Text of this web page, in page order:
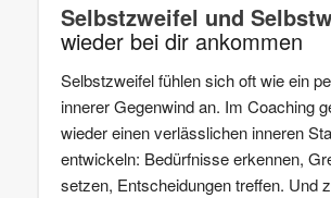
Selbstzweifel und
wieder bei dir ankommen
Selbstzweifel fühlen sich oft wie ein
innerer Gegenwind an. Im Coaching
wieder einen verlässlichen inneren
entwickeln: Bedürfnisse erkennen,
setzen, Entscheidungen treffen. Und